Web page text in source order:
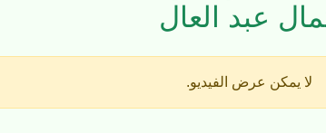
عبد العال
لا يمكن عرض الفيديو.